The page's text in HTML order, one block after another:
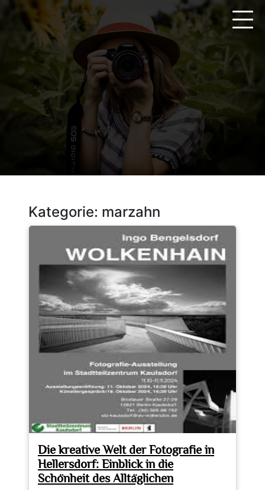
springen
Kategorie: marzahn
Die kreative Welt der Fotografie in
Hellersdorf: Einblick in die
Schönheit des Alltäglichen